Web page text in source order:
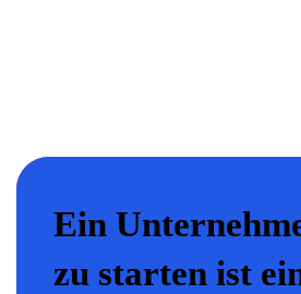
Ein
zu starten ist